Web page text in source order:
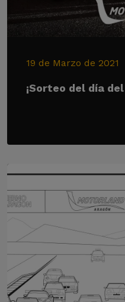
19 de Marzo de 2021
¡Sorteo del día